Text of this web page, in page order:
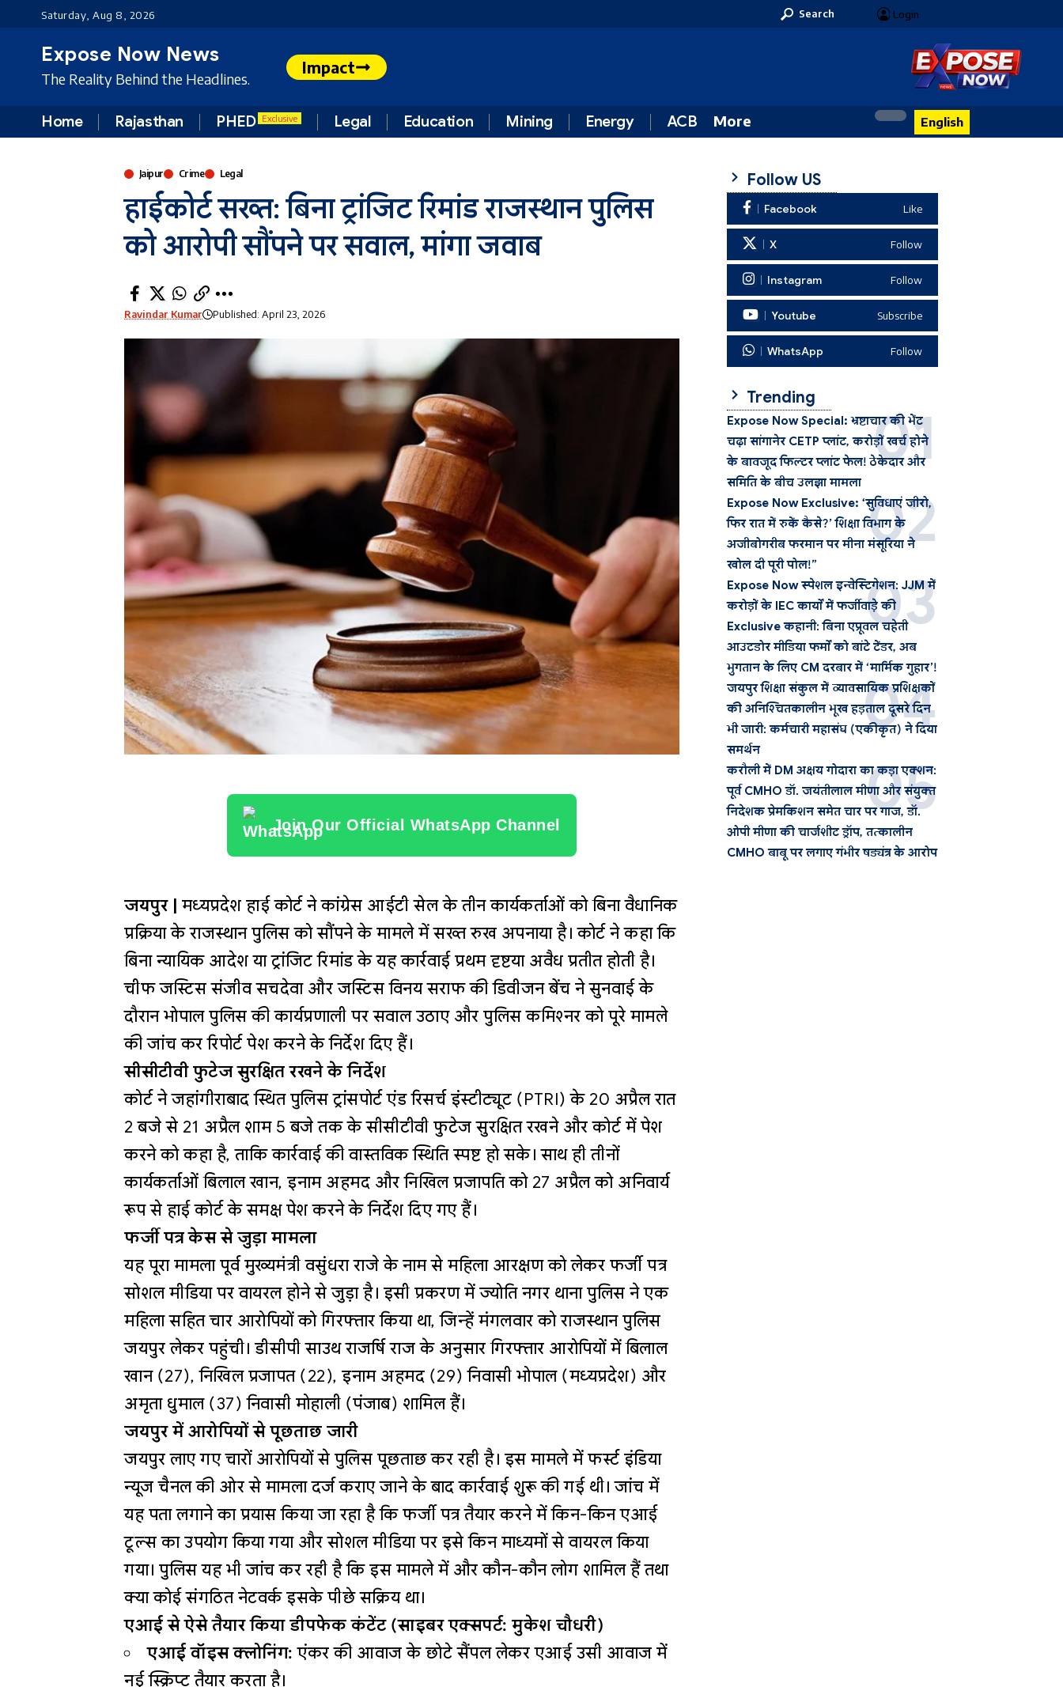
Saturday, Aug 8, 2026 Search Login
Expose Now News
The Reality Behind the Headlines.
Impact
Home Rajasthan PHED Exclusive Legal Education Mining Energy ACB More English
Jaipur Crime Legal
हाईकोर्ट सख्त: बिना ट्रांजिट रिमांड राजस्थान पुलिस
को आरोपी सौंपने पर सवाल, मांगा जवाब
Ravindar Kumar Published: April 23, 2026
Join Our Official WhatsApp Channel
जयपुर |
मध्यप्रदेश हाई कोर्ट ने कांग्रेस आईटी सेल के तीन कार्यकर्ताओं को बिना वैधानिक
प्रक्रिया के राजस्थान पुलिस को सौंपने के मामले में सख्त रुख अपनाया है। कोर्ट ने कहा कि
बिना न्यायिक आदेश या ट्रांजिट रिमांड के यह कार्रवाई प्रथम दृष्टया अवैध प्रतीत होती है।
चीफ जस्टिस संजीव सचदेवा और जस्टिस विनय सराफ की डिवीजन बेंच ने सुनवाई के
दौरान भोपाल पुलिस की कार्यप्रणाली पर सवाल उठाए और पुलिस कमिश्नर को पूरे मामले
की जांच कर रिपोर्ट पेश करने के निर्देश दिए हैं।
सीसीटीवी फुटेज सुरक्षित रखने के निर्देश
कोर्ट ने जहांगीराबाद स्थित पुलिस ट्रांसपोर्ट एंड रिसर्च इंस्टीट्यूट (PTRI) के 20 अप्रैल रात
2 बजे से 21 अप्रैल शाम 5 बजे तक के सीसीटीवी फुटेज सुरक्षित रखने और कोर्ट में पेश
करने को कहा है, ताकि कार्रवाई की वास्तविक स्थिति स्पष्ट हो सके। साथ ही तीनों
कार्यकर्ताओं बिलाल खान, इनाम अहमद और निखिल प्रजापति को 27 अप्रैल को अनिवार्य
रूप से हाई कोर्ट के समक्ष पेश करने के निर्देश दिए गए हैं।
फर्जी पत्र केस से जुड़ा मामला
यह पूरा मामला पूर्व मुख्यमंत्री वसुंधरा राजे के नाम से महिला आरक्षण को लेकर फर्जी पत्र
सोशल मीडिया पर वायरल होने से जुड़ा है। इसी प्रकरण में ज्योति नगर थाना पुलिस ने एक
महिला सहित चार आरोपियों को गिरफ्तार किया था, जिन्हें मंगलवार को राजस्थान पुलिस
जयपुर लेकर पहुंची। डीसीपी साउथ राजर्षि राज के अनुसार गिरफ्तार आरोपियों में बिलाल
खान (27), निखिल प्रजापत (22), इनाम अहमद (29) निवासी भोपाल (मध्यप्रदेश) और
अमृता धुमाल (37) निवासी मोहाली (पंजाब) शामिल हैं।
जयपुर में आरोपियों से पूछताछ जारी
जयपुर लाए गए चारों आरोपियों से पुलिस पूछताछ कर रही है। इस मामले में फर्स्ट इंडिया
न्यूज चैनल की ओर से मामला दर्ज कराए जाने के बाद कार्रवाई शुरू की गई थी। जांच में
यह पता लगाने का प्रयास किया जा रहा है कि फर्जी पत्र तैयार करने में किन-किन एआई
टूल्स का उपयोग किया गया और सोशल मीडिया पर इसे किन माध्यमों से वायरल किया
गया। पुलिस यह भी जांच कर रही है कि इस मामले में और कौन-कौन लोग शामिल हैं तथा
क्या कोई संगठित नेटवर्क इसके पीछे सक्रिय था।
एआई से ऐसे तैयार किया डीपफेक कंटेंट (साइबर एक्सपर्ट: मुकेश चौधरी)
एआई वॉइस क्लोनिंग: एंकर की आवाज के छोटे सैंपल लेकर एआई उसी आवाज में
नई स्क्रिप्ट तैयार करता है।
Follow US
Facebook Like
X Follow
Instagram Follow
Youtube Subscribe
WhatsApp Follow
Trending
Expose Now Special: भ्रष्टाचार की भेंट
चढ़ा सांगानेर CETP प्लांट, करोड़ों खर्च होने
के बावजूद फिल्टर प्लांट फेल! ठेकेदार और
समिति के बीच उलझा मामला
Expose Now Exclusive: ‘सुविधाएं जीरो,
फिर रात में रुकें कैसे?’ शिक्षा विभाग के
अजीबोगरीब फरमान पर मीना मंसूरिया ने
खोल दी पूरी पोल!”
Expose Now स्पेशल इन्वेस्टिगेशन: JJM में
करोड़ों के IEC कार्यों में फर्जीवाड़े की
Exclusive कहानी: बिना एप्रूवल चहेती
आउटडोर मीडिया फर्मों को बांटे टेंडर, अब
भुगतान के लिए CM दरबार में ‘मार्मिक गुहार’!
जयपुर शिक्षा संकुल में व्यावसायिक प्रशिक्षकों
की अनिश्चितकालीन भूख हड़ताल दूसरे दिन
भी जारी: कर्मचारी महासंघ (एकीकृत) ने दिया
समर्थन
करौली में DM अक्षय गोदारा का कड़ा एक्शन:
पूर्व CMHO डॉ. जयंतीलाल मीणा और संयुक्त
निदेशक प्रेमकिशन समेत चार पर गाज, डॉ.
ओपी मीणा की चार्जशीट ड्रॉप, तत्कालीन
CMHO बाबू पर लगाए गंभीर षड्यंत्र के आरोप